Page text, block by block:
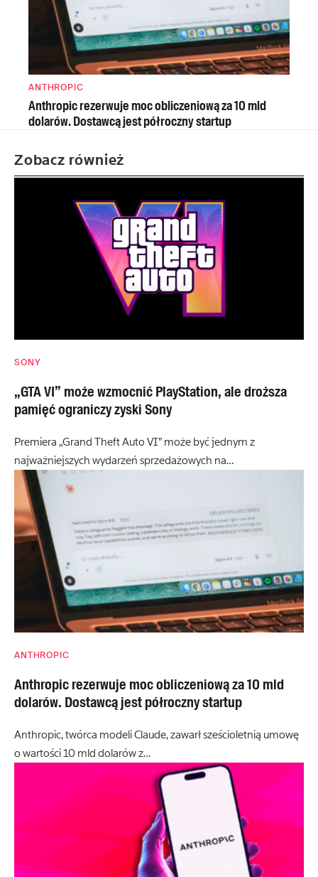
ANTHROPIC
Anthropic rezerwuje moc obliczeniową za 10 mld
dolarów. Dostawcą jest półroczny startup
Zobacz również
SONY
„GTA VI” może wzmocnić PlayStation, ale droższa
pamięć ograniczy zyski Sony
Premiera „Grand Theft Auto VI” może być jednym z
najważniejszych wydarzeń sprzedażowych na…
ANTHROPIC
Anthropic rezerwuje moc obliczeniową za 10 mld
dolarów. Dostawcą jest półroczny startup
Anthropic, twórca modeli Claude, zawarł sześcioletnią umowę
o wartości 10 mld dolarów z…